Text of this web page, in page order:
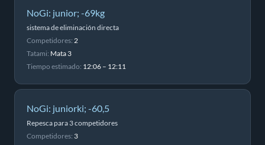
NoGi: junior; -69kg
sistema de eliminación directa
Competidores: 2
Tatami: Mata 3
Tiempo estimado: 12:06 – 12:11
NoGi: juniorki; -60,5
Repesca para 3 competidores
Competidores: 3